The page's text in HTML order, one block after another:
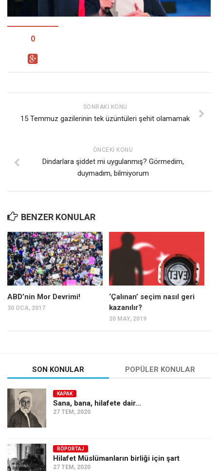
Facebook
Editörden
Yvonne Ridley
Selçuk Türkyılmaz
Mehmet Ali Tekin
Abir E. Nahas
Amina S. Jenenkovic
Bağdagül Öz
Esra Elönü
Kategoriler
Kitap
Karisi kitap sualleri
Ekonomi
Spor
0
SONRAKI KONU
15 Temmuz gazilerinin tek üzüntüleri şehit olamamak
ÖNCEKI KONU
Dindarlara şiddet mi uygulanmış? Görmedim,
duymadım, bilmiyorum
BENZER KONULAR
ABD’nin Mor Devrimi!
30 OCA, 2017
‘Çalınan’ seçim nasıl geri
kazanılır?
20 MAY, 2019
SON KONULAR POPÜLER KONULAR
KAPAK
Sana, bana, hilafete dair…
27 TEM, 2020
RÖPORTAJ
Hilafet Müslümanların birliği için şart
27 TEM, 2020